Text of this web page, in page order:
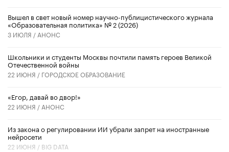
Вышел в свет новый номер научно-публицистического журнала
«Образовательная политика» № 2 (2026)
3 ИЮЛЯ / АНОНС
Школьники и студенты Москвы почтили память героев Великой
Отечественной войны
22 ИЮНЯ / ГОРОДСКОЕ ОБРАЗОВАНИЕ
«Егор, давай во двор!»
22 ИЮНЯ / АНОНС
Из закона о регулировании ИИ убрали запрет на иностранные
нейросети
22 ИЮНЯ / BIG DATA